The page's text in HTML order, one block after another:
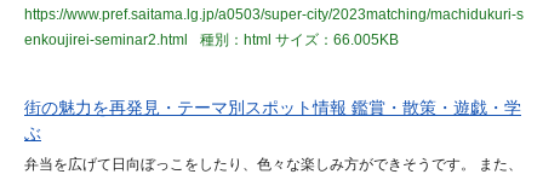
https://www.pref.saitama.lg.jp/a0503/super-city/2023matching/machidukuri-s
enkoujirei-seminar2.html
種別：html サイズ：66.005KB
街の魅力を再発見・テーマ別スポット情報 鑑賞・散策・遊戯・学
ぶ
弁当を広げて日向ぼっこをしたり、色々な楽しみ方ができそうです。 また、